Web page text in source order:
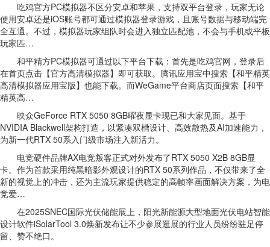
吃鸡官方PC模拟器不区分安卓和苹果，支持双平台登录，玩家无论
使用安卓还是iOS账号都可通过模拟器登录游戏，且账号数据与移动端完
全互通。不过，模拟器玩家组队时会进入独立匹配池，不会与手机或平板
玩家匹…
和平精方PC模拟器可通过以下平台下载：首先是吃鸡官网，登录后
在首页点击【官方高清模拟器】即可获取。腾讯应用宝中搜索【和平精英
高清模拟器应用宝版】也能下载。而WeGame平台商店页面搜索【和平
精英高…
映众GeForce RTX 5050 8GB曜夜显卡现已和大家见面。基于
NVIDIA Blackwell架构打造，以紧凑双槽设计、高效散热及AI加速能力，
为新一代RTX 50系入门级市场注入新活力。
电竞硬件品牌AX电竞叛客正式对外发布了RTX 5050 X2B 8GB显
卡。作为首款采用纯黑暗影外观设计的RTX 50系列作品，不仅带来了全
新的视觉上的冲击，还为主流玩家提供稳定的高帧率画面解决方案，为电
竞爱…
在2025SNEC国际光伏储能展上，阳光新能源大型地面光伏电站智能
设计软件iSolarTool 3.0焕新发布让不少参展逛展的行业人员纷纷驻足停
留、赞不绝口。